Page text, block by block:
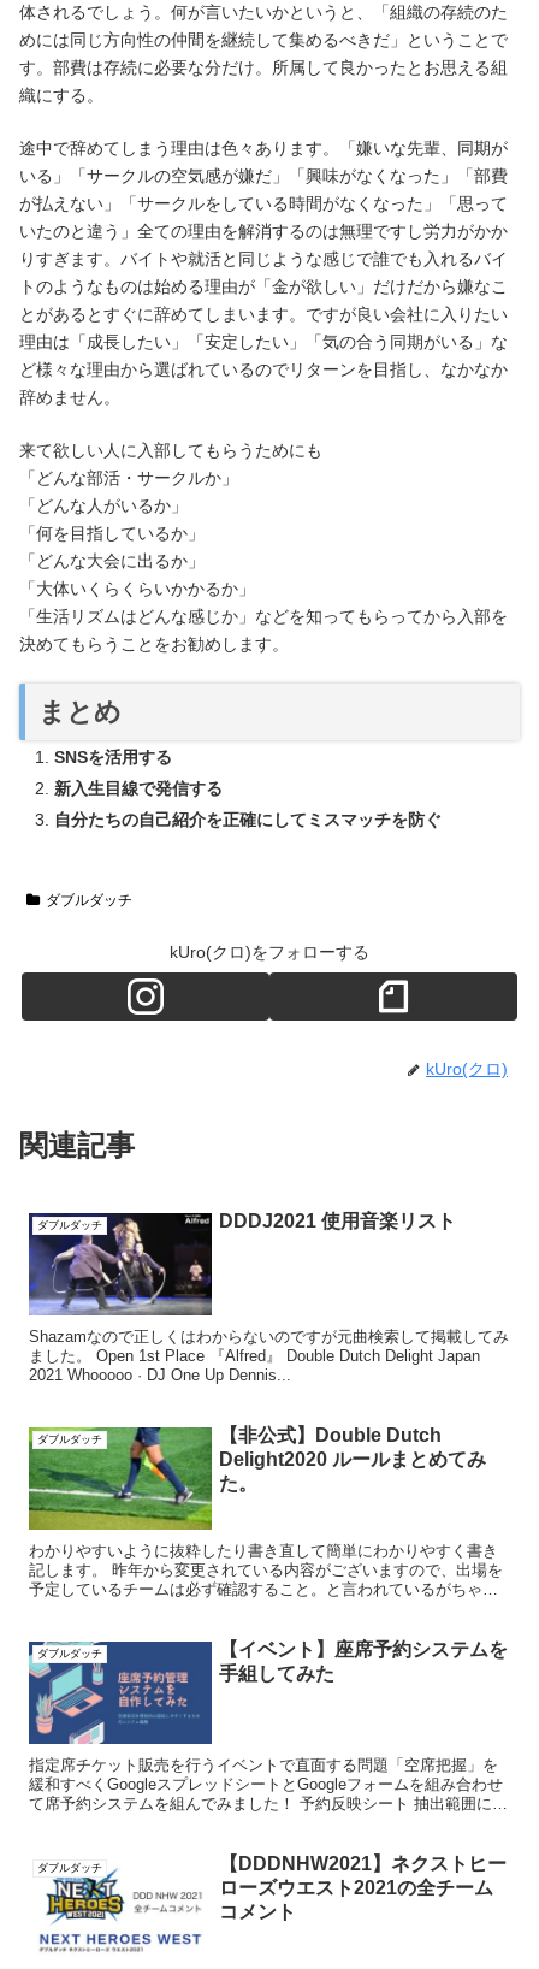
体されるでしょう。何が言いたいかというと、「組織の存続のた
めには同じ方向性の仲間を継続して集めるべきだ」ということで
す。部費は存続に必要な分だけ。所属して良かったとお思える組
織にする。
途中で辞めてしまう理由は色々あります。「嫌いな先輩、同期が
いる」「サークルの空気感が嫌だ」「興味がなくなった」「部費
が払えない」「サークルをしている時間がなくなった」「思って
いたのと違う」全ての理由を解消するのは無理ですし労力がかか
りすぎます。バイトや就活と同じような感じで誰でも入れるバイ
トのようなものは始める理由が「金が欲しい」だけだから嫌なこ
とがあるとすぐに辞めてしまいます。ですが良い会社に入りたい
理由は「成長したい」「安定したい」「気の合う同期がいる」な
ど様々な理由から選ばれているのでリターンを目指し、なかなか
辞めません。
来て欲しい人に入部してもらうためにも
「どんな部活・サークルか」
「どんな人がいるか」
「何を目指しているか」
「どんな大会に出るか」
「大体いくらくらいかかるか」
「生活リズムはどんな感じか」などを知ってもらってから入部を
決めてもらうことをお勧めします。
まとめ
SNSを活用する
新入生目線で発信する
自分たちの自己紹介を正確にしてミスマッチを防ぐ
ダブルダッチ
kUro(クロ)をフォローする
kUro(クロ)
関連記事
ダブルダッチ DDDJ2021 使用音楽リスト
Shazamなので正しくはわからないのですが元曲検索して掲載してみ
ました。 Open 1st Place 『Alfred』 Double Dutch Delight Japan
2021 Whooooo · DJ One Up Dennis...
ダブルダッチ
【非公式】Double Dutch
Delight2020 ルールまとめてみ
た。
わかりやすいように抜粋したり書き直して簡単にわかりやすく書き
記します。 昨年から変更されている内容がございますので、出場を
予定しているチームは必ず確認すること。と言われているがちゃん
ダブルダッチ
【イベント】座席予約システムを
手組してみた
指定席チケット販売を行うイベントで直面する問題「空席把握」を
緩和すべくGoogleスプレッドシートとGoogleフォームを組み合わせ
て席予約システムを組んでみました！ 予約反映シート 抽出範囲に名
ダブルダッチ
【DDDNHW2021】ネクストヒー
ローズウエスト2021の全チーム
コメント